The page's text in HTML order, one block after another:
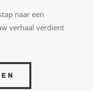
naar een
verhaal verdient